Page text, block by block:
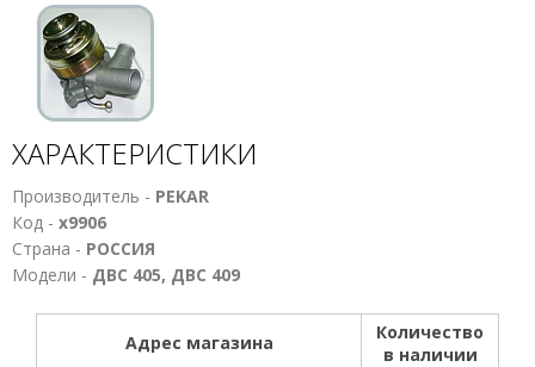
ХАРАКТЕРИСТИКИ
Производитель - PEKAR
Код - х9906
Страна - РОССИЯ
Модели - ДВС 405, ДВС 409
Адрес магазина
Количество
в наличии